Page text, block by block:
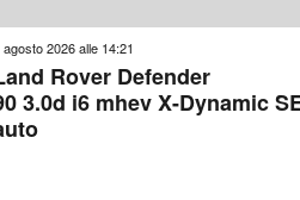
agosto 2026 alle 14:21
Rover Defender
3.0d i6 mhev X-Dynamic